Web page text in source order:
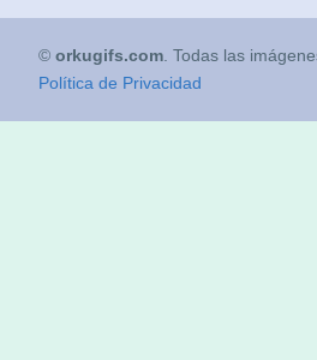
© orkugifs.com . Todas las
Política de Privacidad